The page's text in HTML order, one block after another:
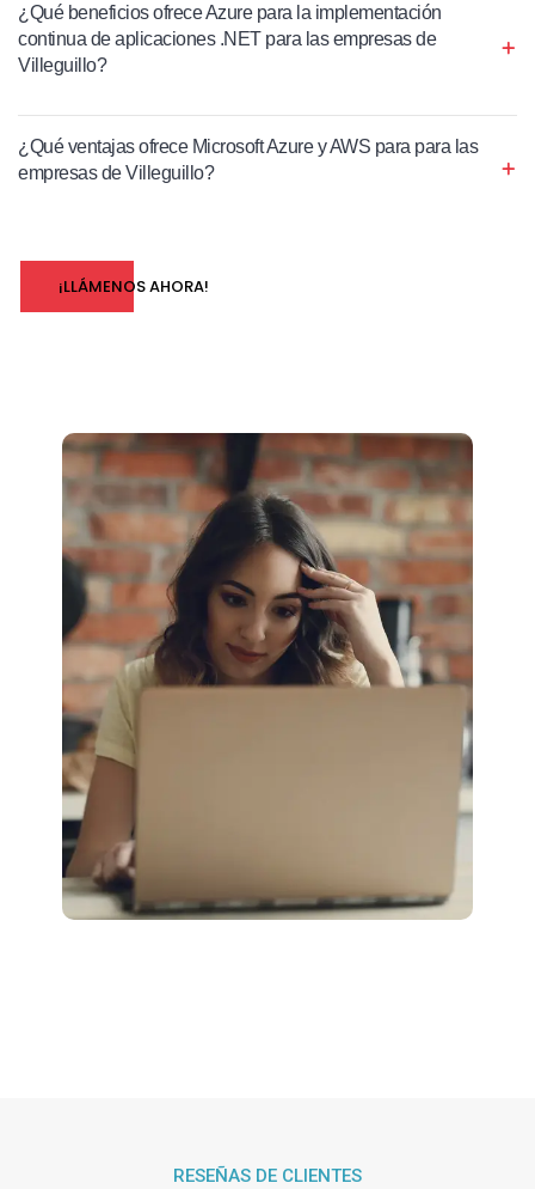
¿Qué beneficios ofrece Azure para la implementación
continua de aplicaciones .NET para las empresas de
Villeguillo?
¿Qué ventajas ofrece Microsoft Azure y AWS para para las
empresas de Villeguillo?
¡LLÁMENOS AHORA!
RESEÑAS DE CLIENTES